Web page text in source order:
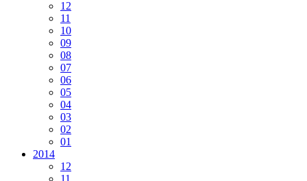
12
11
10
09
08
07
06
05
04
03
02
01
2014
12